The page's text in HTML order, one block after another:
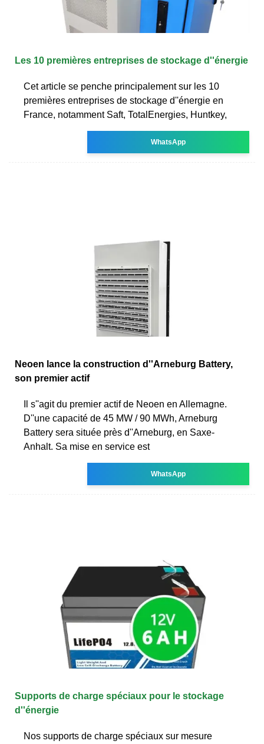
Les 10 premières entreprises de stockage d''énergie
Cet article se penche principalement sur les 10
premières entreprises de stockage d''énergie en
France, notamment Saft, TotalEnergies, Huntkey,
WhatsApp
Neoen lance la construction d''Arneburg Battery,
son premier actif
Il s''agit du premier actif de Neoen en Allemagne.
D''une capacité de 45 MW / 90 MWh, Arneburg
Battery sera située près d''Arneburg, en Saxe-
Anhalt. Sa mise en service est
WhatsApp
Supports de charge spéciaux pour le stockage
d''énergie
Nos supports de charge spéciaux sur mesure